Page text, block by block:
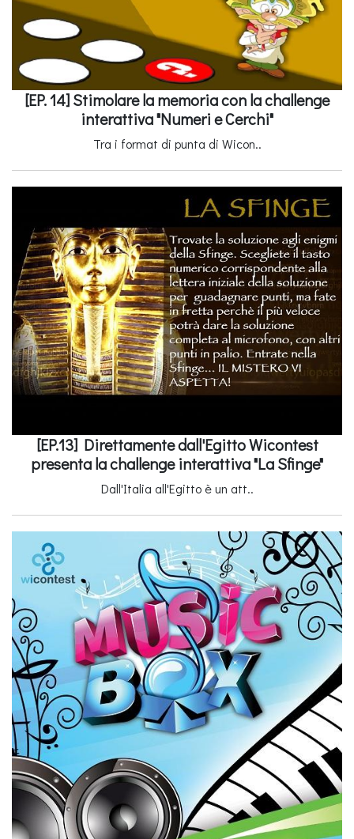
[EP. 14] Stimolare la memoria con la challenge
interattiva "Numeri e Cerchi"
Tra i format di punta di Wicon..
[EP.13] Direttamente dall'Egitto Wicontest
presenta la challenge interattiva "La Sfinge"
Dall'Italia all'Egitto è un att..